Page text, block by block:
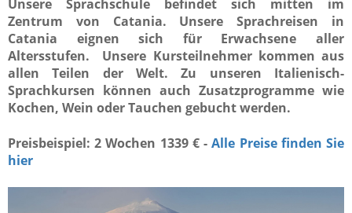
Unsere Sprachschule befindet sich mitten im
Zentrum von Catania. Unsere Sprachreisen in
Catania eignen sich für Erwachsene aller
Altersstufen. Unsere Kursteilnehmer kommen aus
allen Teilen der Welt. Zu unseren Italienisch-
Sprachkursen können auch Zusatzprogramme wie
Kochen, Wein oder Tauchen gebucht werden.
Preisbeispiel: 2 Wochen 1339 € -Alle Preise finden Sie
hier